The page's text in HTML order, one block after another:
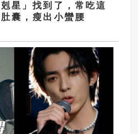
星」找到了，常吃這
囊，瘦出小蠻腰